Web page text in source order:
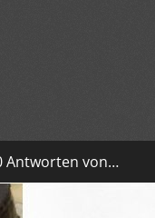
Antworten von…